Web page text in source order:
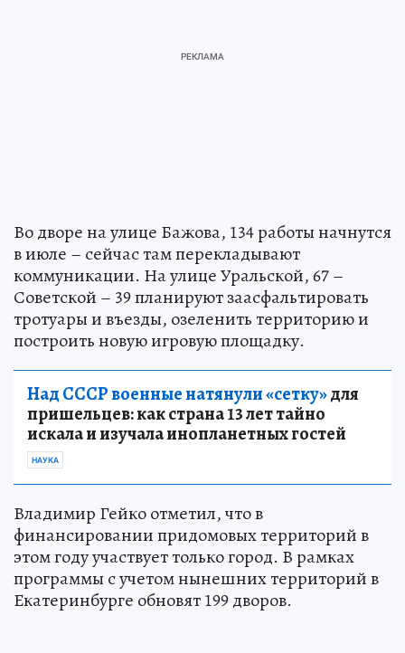
Во дворе на улице Бажова, 134 работы начнутся
в июле – сейчас там перекладывают
коммуникации. На улице Уральской, 67 –
Советской – 39 планируют заасфальтировать
тротуары и въезды, озеленить территорию и
построить новую игровую площадку.
Над СССР военные натянули «сетку»для
пришельцев: как страна 13 лет тайно
искала и изучала инопланетных гостей
НАУКА
Владимир Гейко отметил, что в
финансировании придомовых территорий в
этом году участвует только город. В рамках
программы с учетом нынешних территорий в
Екатеринбурге обновят 199 дворов.